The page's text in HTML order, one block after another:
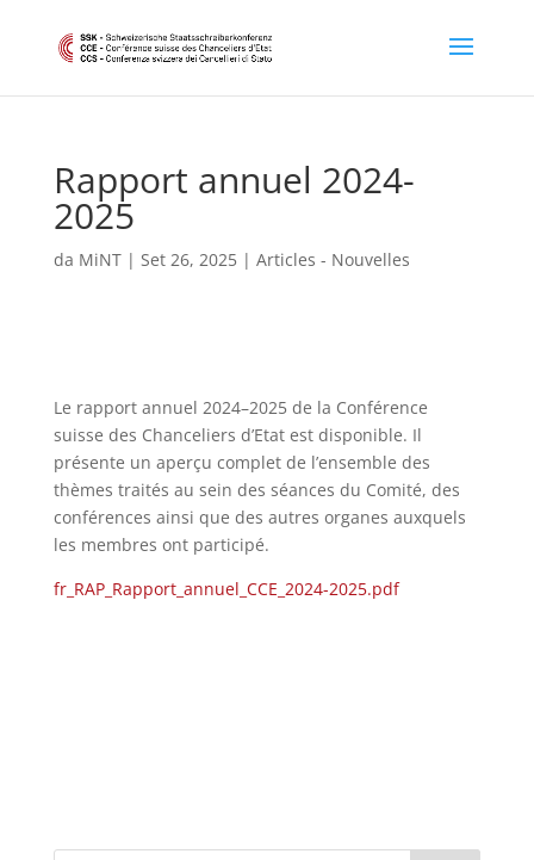
Rapport annuel 2024-
2025
da MiNT| Set 26, 2025| Articles - Nouvelles
Le rapport annuel 2024–2025 de la Conférence
suisse des Chanceliers d’Etat est disponible. Il
présente un aperçu complet de l’ensemble des
thèmes traités au sein des séances du Comité, des
conférences ainsi que des autres organes auxquels
les membres ont participé.
fr_RAP_Rapport_annuel_CCE_2024-2025.pdf